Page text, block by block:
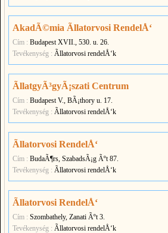
AkadÃ©mia Ãllatorvosi RendelÅ‘
Cím : Budapest XVII., 530. u. 26.
Tevékenység : Ãllatorvosi rendelÅ‘k
ÃllatgyÃ³gyÃ¡szati Centrum
Cím : Budapest V., BÃ¡thory u. 17.
Tevékenység : Ãllatorvosi rendelÅ‘k
Ãllatorvosi RendelÅ‘
Cím : BudaÃ¶rs, SzabadsÃ¡g Ãºt 87.
Tevékenység : Ãllatorvosi rendelÅ‘k
Ãllatorvosi RendelÅ‘
Cím : Szombathely, Zanati Ãºt 3.
Tevékenység : Ãllatorvosi rendelÅ‘k